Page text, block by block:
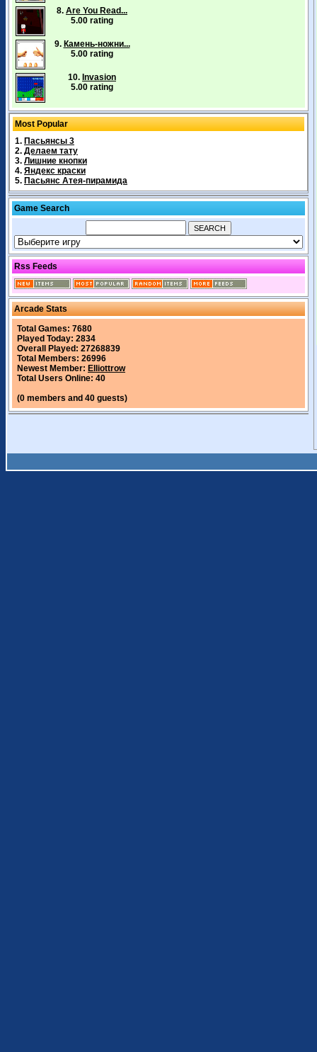
8. Are You Read...
5.00 rating
9. Камень-ножни...
5.00 rating
10. Invasion
5.00 rating
Most Popular
1. Пасьянсы 3
2. Делаем тату
3. Лишние кнопки
4. Яндекс краски
5. Пасьянс Атея-пирамида
Game Search
Rss Feeds
Arcade Stats
Total Games: 7680
Played Today: 2834
Overall Played: 27268839
Total Members: 26996
Newest Member: Elliottrow
Total Users Online: 40
(0 members and 40 guests)